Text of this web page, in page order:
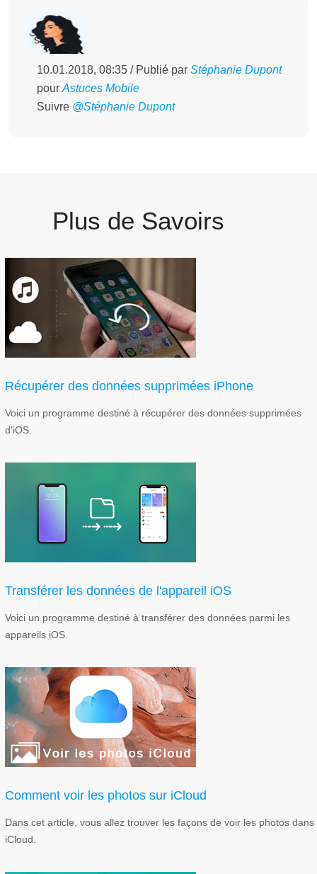
10.01.2018, 08:35 / Publié parStéphanie Dupont
pourAstuces Mobile
Suivre @Stéphanie Dupont
Plus de Savoirs
Récupérer des données supprimées iPhone
Voici un programme destiné à récupérer des données supprimées
d'iOS.
Transférer les données de l'appareil iOS
Voici un programme destiné à transférer des données parmi les
appareils iOS.
Comment voir les photos sur iCloud
Dans cet article, vous allez trouver les façons de voir les photos dans
iCloud.